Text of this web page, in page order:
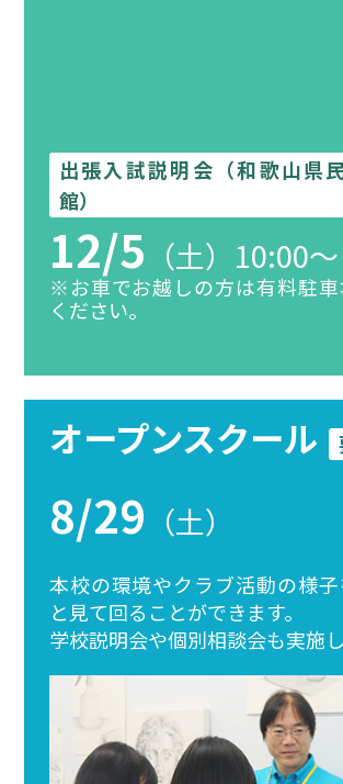
出張入試説明会（和歌山県
館）
12/5 （土）10:00～
※お車でお越しの方は有料駐車
ください。
オープンスクール
8/29 （土）
本校の環境やクラブ活動の様
と見て回ることができます。
学校説明会や個別相談会も実施し